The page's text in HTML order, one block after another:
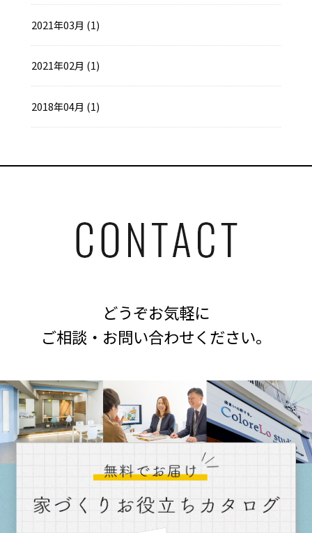
2021年03月 (1)
2021年02月 (1)
2018年04月 (1)
どうぞお気軽に
ご相談・お問い合わせください。